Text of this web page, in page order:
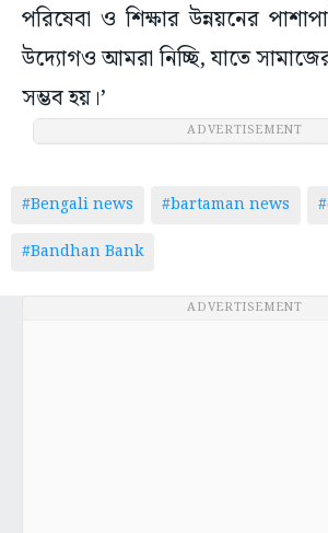
পরিষেবা ও শিক্ষার উন্নয়নের
উদ্যোগও আমরা নিচ্ছি, যাতে
সম্ভব হয়।’
ADVERTISEMENT
#Bengali news #bartaman news
#Bandhan Bank
ADVERTISEMENT